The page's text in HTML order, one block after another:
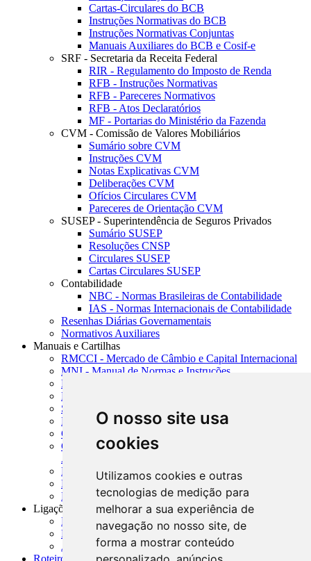
O nosso site usa
cookies
Utilizamos cookies e outras
tecnologias de medição para
melhorar a sua experiência de
navegação no nosso site, de
forma a mostrar conteúdo
Cartas-Circulares do BCB
Instruções Normativas do BCB
Instruções Normativas Conjuntas
Manuais Auxiliares do BCB e Cosif-e
SRF - Secretaria da Receita Federal
RIR - Regulamento do Imposto de Renda
RFB - Instruções Normativas
RFB - Pareceres Normativos
RFB - Atos Declaratórios
MF - Portarias do Ministério da Fazenda
CVM - Comissão de Valores Mobiliários
Sumário sobre CVM
Instruções CVM
Notas Explicativas CVM
Deliberações CVM
Ofícios Circulares CVM
Pareceres de Orientação CVM
SUSEP - Superintendência de Seguros Privados
Sumário SUSEP
Resoluções CNSP
Circulares SUSEP
Cartas Circulares SUSEP
Contabilidade
NBC - Normas Brasileiras de Contabilidade
IAS - Normas Internacionais de Contabilidade
Resenhas Diárias Governamentais
Normativos Auxiliares
Manuais e Cartilhas
RMCCI - Mercado de Câmbio e Capital Internacional
MNI - Manual de Normas e Instruções
MTVM - Manual de Títulos e Valores Mobiliários
MCR - Manual de Crédito Rural
SISORF - Manual de Organização do SFN
MASUP - Manual de Supervisão Bancária
CADOC - Catálogo de Documentos
CNAE-CONCLA - Classificação Nacional de
Atividades Econômicas
PMF - Cartilhas do BCB
Manuais Auxiliares do BCB e Cosif-e
Resenhas Diárias Governamentais
Ligações Externas
Links Úteis
Presidência da República
Agências Nacionais Reguladoras